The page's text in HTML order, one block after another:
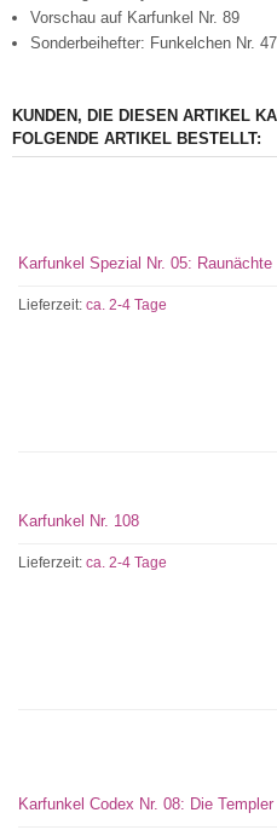
Vorschau auf Karfunkel Nr. 89
Sonderbeihefter: Funkelchen Nr. 47
KUNDEN, DIE DIESEN ARTIKEL
FOLGENDE ARTIKEL BESTELLT:
Karfunkel Spezial Nr. 05: Raunächte
Lieferzeit: ca. 2-4 Tage
Karfunkel Nr. 108
Lieferzeit: ca. 2-4 Tage
Karfunkel Codex Nr. 08: Die Templer